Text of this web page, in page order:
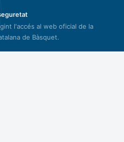
l'accés al web oficial de la
de Bàsquet.